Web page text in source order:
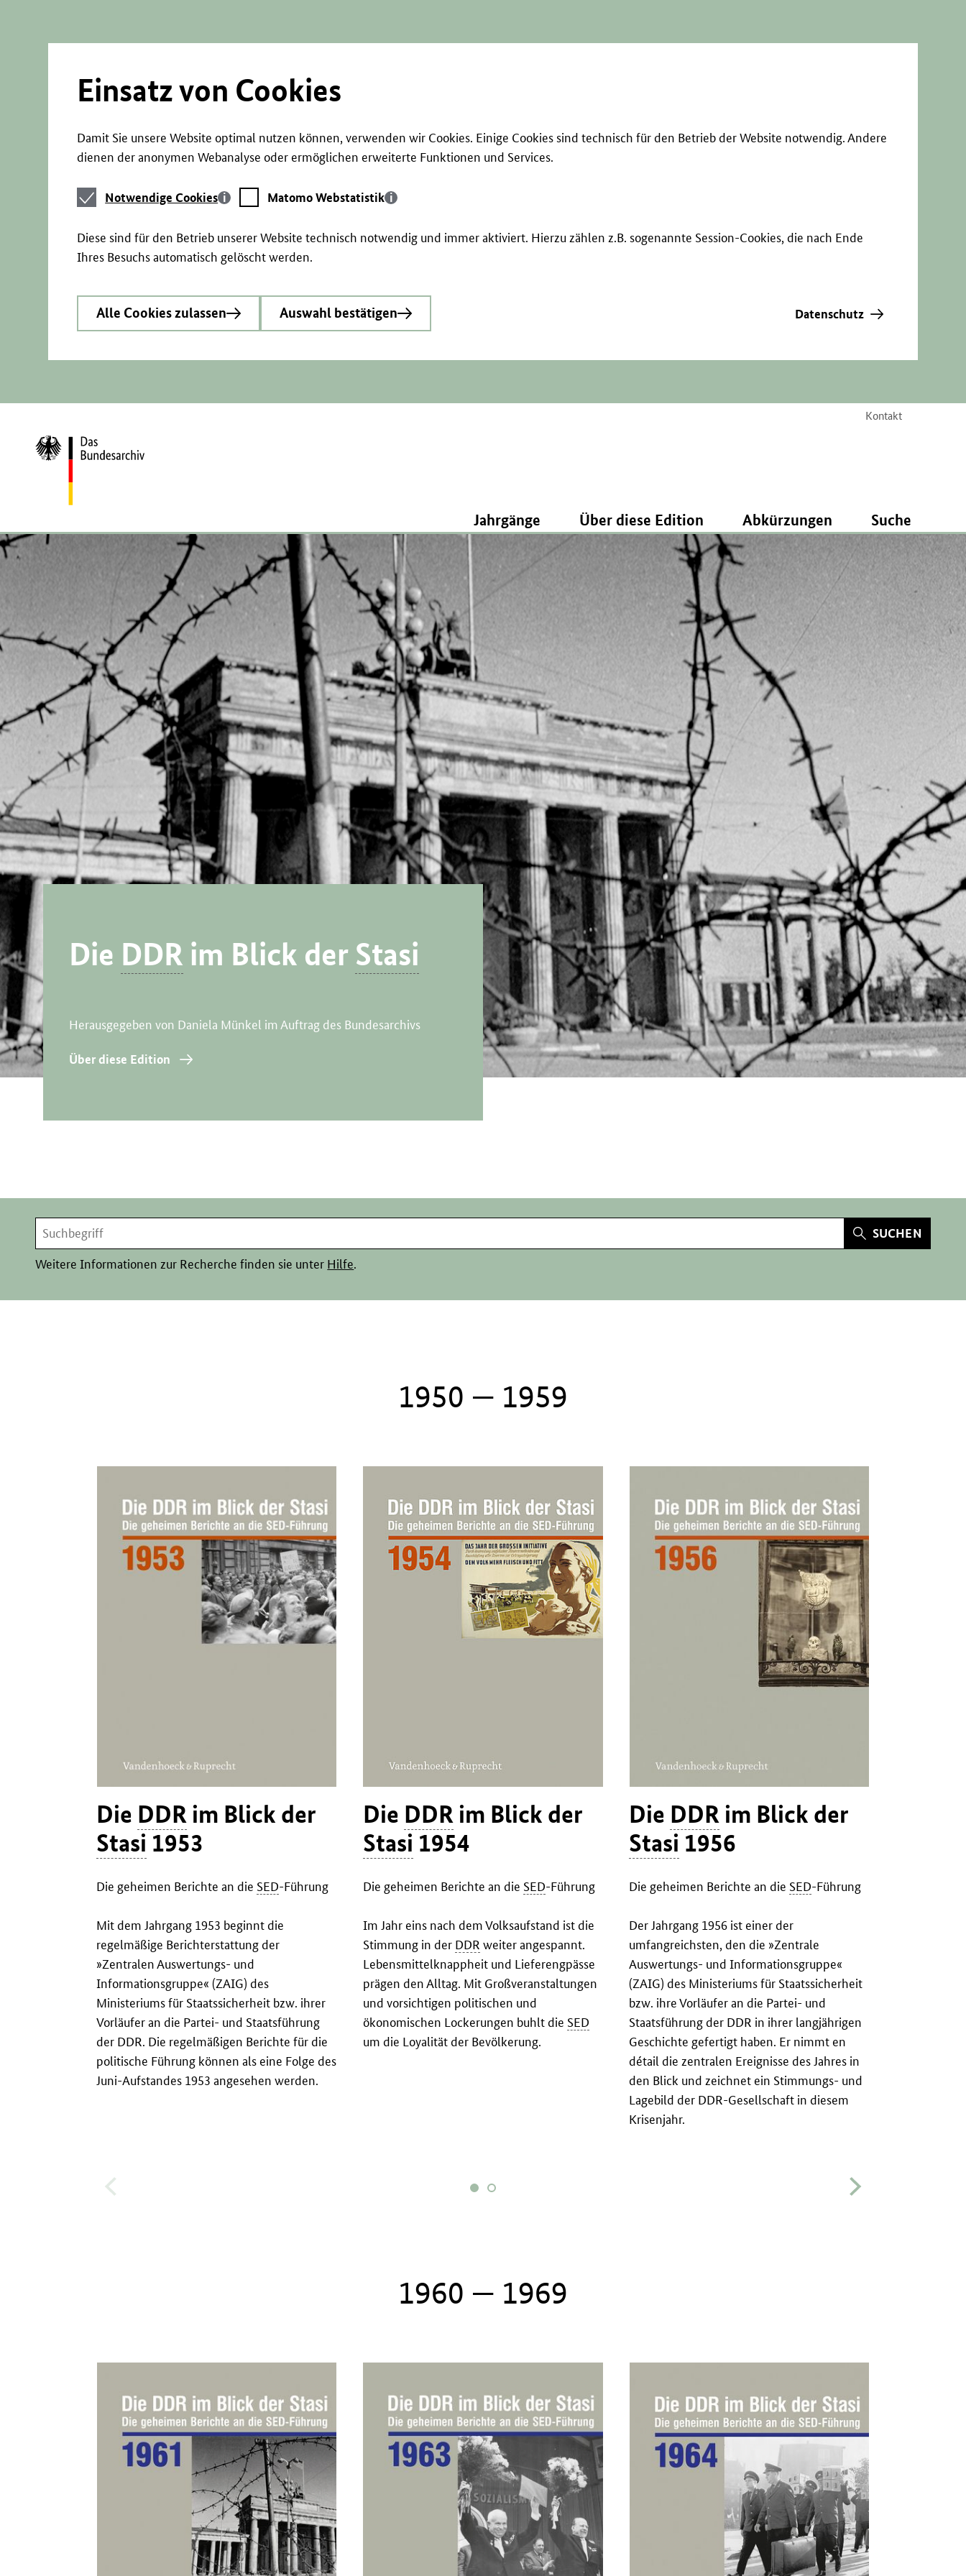
Einsatz von Cookies
Damit Sie unsere Website optimal nutzen können, verwenden wir Cookies. Einige Cookies sind technisch für den Betrieb der Website notwendig. Andere
dienen der anonymen Webanalyse oder ermöglichen erweiterte Funktionen und Services.
Notwendige
Cookies
Notwendige Cookies
Matomo
Webstatistik
Matomo Webstatistik
Diese sind für den Betrieb unserer Website technisch notwendig und immer aktiviert. Hierzu zählen z.B. sogenannte Session-Cookies, die nach Ende
Ihres Besuchs automatisch gelöscht werden.
Alle Cookies zulassen Auswahl bestätigen Datenschutz
Kontakt
Zur
Startseite
DDR
im
Blick
Jahrgänge Über diese Edition Abkürzungen Suche
Die DDR im Blick der Stasi
Herausgegeben von Daniela Münkel im Auftrag des Bundesarchivs
Über diese Edition
SUCHEN
Weitere Informationen zur Recherche finden sie unter Hilfe.
1950 — 1959
Die DDRim Blick der
Stasi 1953
Die geheimen Berichte an die SED-Führung
Mit dem Jahrgang 1953 beginnt die
regelmäßige Berichterstattung der
»Zentralen Auswertungs- und
Informationsgruppe« (ZAIG) des
Ministeriums für Staatssicherheit bzw. ihrer
Vorläufer an die Partei- und Staatsführung
der DDR. Die regelmäßigen Berichte für die
politische Führung können als eine Folge des
Juni-Aufstandes 1953 angesehen werden.
Die DDRim Blick der
Stasi 1954
Die geheimen Berichte an die SED-Führung
Im Jahr eins nach dem Volksaufstand ist die
Stimmung in der DDR weiter angespannt.
Lebensmittelknappheit und Lieferengpässe
prägen den Alltag. Mit Großveranstaltungen
und vorsichtigen politischen und
ökonomischen Lockerungen buhlt die SED
um die Loyalität der Bevölkerung.
Die DDRim Blick der
Stasi 1956
Die geheimen Berichte an die SED-Führung
Der Jahrgang 1956 ist einer der
umfangreichsten, den die »Zentrale
Auswertungs- und Informationsgruppe«
(ZAIG) des Ministeriums für Staatssicherheit
bzw. ihre Vorläufer an die Partei- und
Staatsführung der DDR in ihrer langjährigen
Geschichte gefertigt haben. Er nimmt en
détail die zentralen Ereignisse des Jahres in
den Blick und zeichnet ein Stimmungs- und
Lagebild der DDR-Gesellschaft in diesem
Krisenjahr.
1960 — 1969